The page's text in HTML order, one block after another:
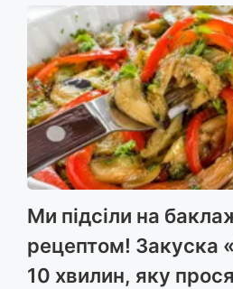
Ми підсіли на
рецептом! Закуска
10 хвилин, яку